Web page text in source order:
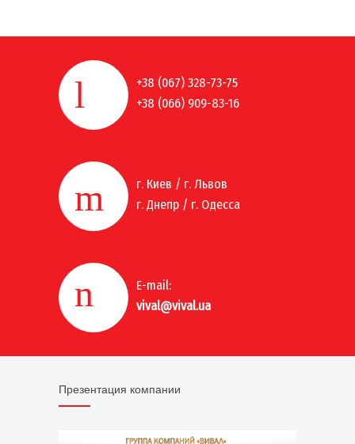
+38 (067) 328-73-75
+38 (066) 909-83-16
г. Киев / г. Львов
г. Днепр / г. Одесса
E-mail:
vival@vival.ua
Презентация компании